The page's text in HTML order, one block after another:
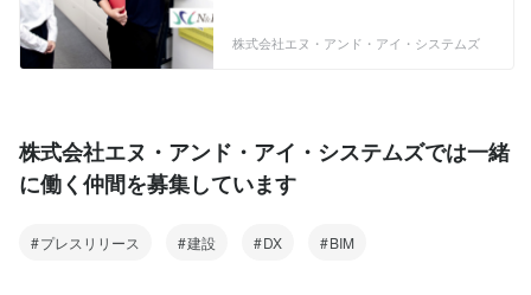
DX推進をご支援するサービスを提供して
辺業務を担い、お客様がコア業務に専念
できるサービスを提供しています。 独自
の教育制度「NIアカデミー」では、個人
修、ホスピタリティやビジネスマナーを
ビスの提供ではなく、BPOサービスとの
どの新たな分野の事業にも挑戦していま
す。 独自サービス「DXクラーク™」で
は、お客様が抱えているDX化課題の解決
をスピーディーにサポート。データ活
とDXスキル）を備えた専門スタッフが
ました。 現在は、およそ30年に渡って培
て、DXインテグレータ®としてDXインテ
グレーションサービスを提供していま
す。 DXサービスとBPOサービスの大き
く２つの事業を展開し、お客様ビジネス
N＆Iシステムズの強みは、単なるDXサー
株式会社エヌ・アンド・アイ・システムズ
株式会社エヌ・アンド・アイ・システムズでは一緒
に働く仲間を募集しています
プレスリリース 建設 DX BIM